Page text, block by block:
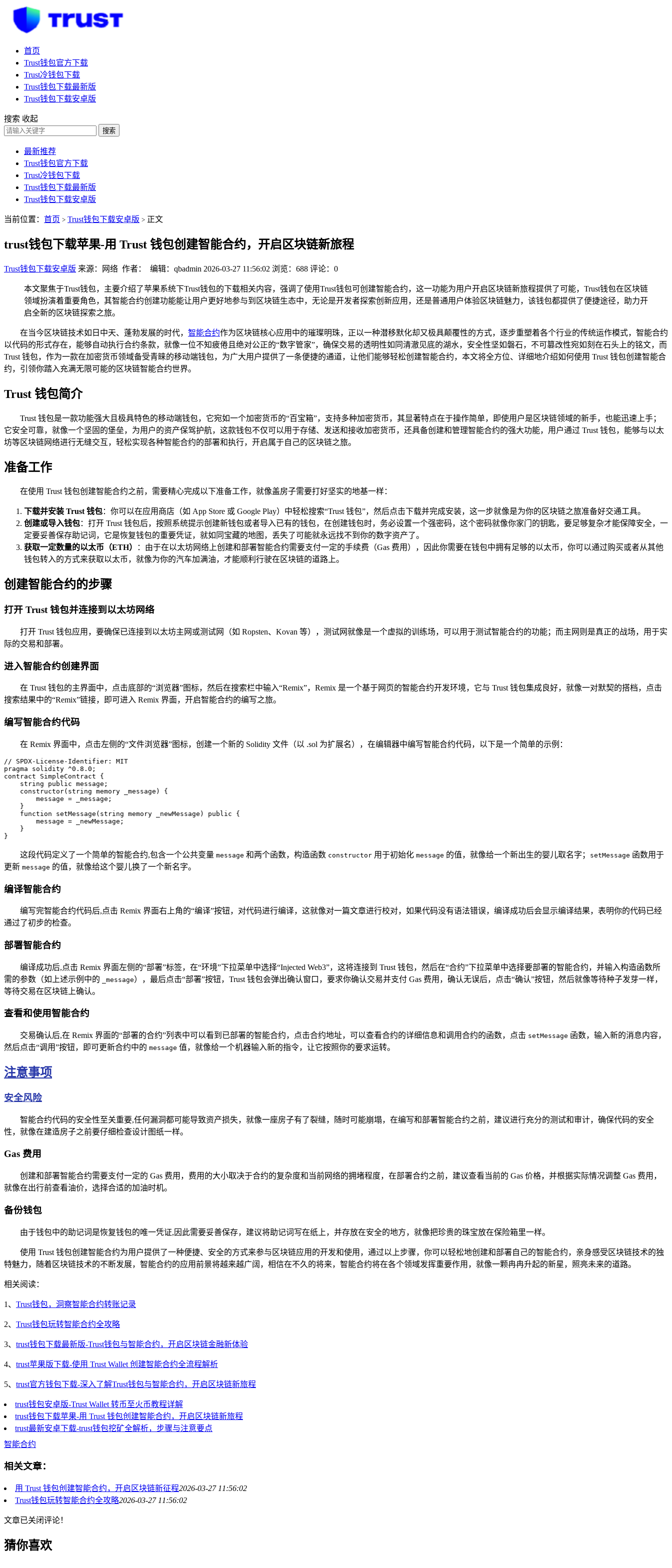
首页
Trust钱包官方下载
Trust冷钱包下载
Trust钱包下载最新版
Trust钱包下载安卓版
搜索 收起
搜索
最新推荐
Trust钱包官方下载
Trust冷钱包下载
Trust钱包下载最新版
Trust钱包下载安卓版
当前位置： 首页 > Trust钱包下载安卓版 > 正文
trust钱包下载苹果-用 Trust 钱包创建智能合约，开启区块链新旅程
Trust钱包下载安卓版 来源：网络 作者： 编辑：qbadmin 2026-03-27 11:56:02 浏览：688 评论：0
本文聚焦于Trust钱包，主要介绍了苹果系统下Trust钱包的下载相关内容，强调了使用Trust钱包可创建智能合约，这一功能为用户开启区块链新旅程提供了可能，Trust钱包在区块链
领域扮演着重要角色，其智能合约创建功能能让用户更好地参与到区块链生态中，无论是开发者探索创新应用，还是普通用户体验区块链魅力，该钱包都提供了便捷途径，助力开
启全新的区块链探索之旅。
在当今区块链技术如日中天、蓬勃发展的时代， 智能合约作为区块链核心应用中的璀璨明珠，正以一种潜移默化却又极具颠覆性的方式，逐步重塑着各个行业的传统运作模式，智能合约
以代码的形式存在，能够自动执行合约条款，就像一位不知疲倦且绝对公正的“数字管家”，确保交易的透明性如同清澈见底的湖水，安全性坚如磐石，不可篡改性宛如刻在石头上的铭文，而
Trust 钱包，作为一款在加密货币领域备受青睐的移动端钱包，为广大用户提供了一条便捷的通道，让他们能够轻松创建智能合约，本文将全方位、详细地介绍如何使用 Trust 钱包创建智能合
约，引领你踏入充满无限可能的区块链智能合约世界。
Trust 钱包简介
Trust 钱包是一款功能强大且极具特色的移动端钱包，它宛如一个加密货币的“百宝箱”，支持多种加密货币，其显著特点在于操作简单，即使用户是区块链领域的新手，也能迅速上手；
它安全可靠，就像一个坚固的堡垒，为用户的资产保驾护航，这款钱包不仅可以用于存储、发送和接收加密货币，还具备创建和管理智能合约的强大功能，用户通过 Trust 钱包，能够与以太
坊等区块链网络进行无缝交互，轻松实现各种智能合约的部署和执行，开启属于自己的区块链之旅。
准备工作
在使用 Trust 钱包创建智能合约之前，需要精心完成以下准备工作，就像盖房子需要打好坚实的地基一样：
下载并安装 Trust 钱包：你可以在应用商店（如 App Store 或 Google Play）中轻松搜索“Trust 钱包”，然后点击下载并完成安装，这一步就像是为你的区块链之旅准备好交通工具。
创建或导入钱包：打开 Trust 钱包后，按照系统提示创建新钱包或者导入已有的钱包，在创建钱包时，务必设置一个强密码，这个密码就像你家门的钥匙，要足够复杂才能保障安全，一
定要妥善保存助记词，它是恢复钱包的重要凭证，就如同宝藏的地图，丢失了可能就永远找不到你的数字资产了。
获取一定数量的以太币（ETH）
：由于在以太坊网络上创建和部署智能合约需要支付一定的手续费（Gas 费用），因此你需要在钱包中拥有足够的以太币，你可以通过购买或者从其他
钱包转入的方式来获取以太币，就像为你的汽车加满油，才能顺利行驶在区块链的道路上。
创建智能合约的步骤
打开 Trust 钱包并连接到以太坊网络
打开 Trust 钱包应用，要确保已连接到以太坊主网或测试网（如 Ropsten、Kovan 等），测试网就像是一个虚拟的训练场，可以用于测试智能合约的功能；而主网则是真正的战场，用于实
际的交易和部署。
进入智能合约创建界面
在 Trust 钱包的主界面中，点击底部的“浏览器”图标，然后在搜索栏中输入“Remix”，Remix 是一个基于网页的智能合约开发环境，它与 Trust 钱包集成良好，就像一对默契的搭档，点击
搜索结果中的“Remix”链接，即可进入 Remix 界面，开启智能合约的编写之旅。
编写智能合约代码
在 Remix 界面中，点击左侧的“文件浏览器”图标，创建一个新的 Solidity 文件（以 .sol 为扩展名），在编辑器中编写智能合约代码，以下是一个简单的示例：
// SPDX-License-Identifier: MIT
pragma solidity ^0.8.0;
contract SimpleContract {
    string public message;
    constructor(string memory _message) {
        message = _message;
    }
    function setMessage(string memory _newMessage) public {
        message = _newMessage;
    }
}
这段代码定义了一个简单的智能合约,包含一个公共变量 message 和两个函数，构造函数 constructor 用于初始化 message 的值，就像给一个新出生的婴儿取名字； setMessage 函数用于
更新 message 的值，就像给这个婴儿换了一个新名字。
编译智能合约
编写完智能合约代码后,点击 Remix 界面右上角的“编译”按钮，对代码进行编译，这就像对一篇文章进行校对，如果代码没有语法错误，编译成功后会显示编译结果，表明你的代码已经
通过了初步的检查。
部署智能合约
编译成功后,点击 Remix 界面左侧的“部署”标签，在“环境”下拉菜单中选择“Injected Web3”，这将连接到 Trust 钱包，然后在“合约”下拉菜单中选择要部署的智能合约，并输入构造函数所
需的参数（如上述示例中的
_message），最后点击“部署”按钮，Trust 钱包会弹出确认窗口，要求你确认交易并支付 Gas 费用，确认无误后，点击“确认”按钮，然后就像等待种子发芽一样，
等待交易在区块链上确认。
查看和使用智能合约
交易确认后,在 Remix 界面的“部署的合约”列表中可以看到已部署的智能合约，点击合约地址，可以查看合约的详细信息和调用合约的函数，点击 setMessage 函数，输入新的消息内容，
然后点击“调用”按钮，即可更新合约中的 message 值，就像给一个机器输入新的指令，让它按照你的要求运转。
注意事项
安全风险
智能合约代码的安全性至关重要,任何漏洞都可能导致资产损失，就像一座房子有了裂缝，随时可能崩塌，在编写和部署智能合约之前，建议进行充分的测试和审计，确保代码的安全
性，就像在建造房子之前要仔细检查设计图纸一样。
Gas 费用
创建和部署智能合约需要支付一定的 Gas 费用，费用的大小取决于合约的复杂度和当前网络的拥堵程度，在部署合约之前，建议查看当前的 Gas 价格，并根据实际情况调整 Gas 费用，
就像在出行前查看油价，选择合适的加油时机。
备份钱包
由于钱包中的助记词是恢复钱包的唯一凭证,因此需要妥善保存，建议将助记词写在纸上，并存放在安全的地方，就像把珍贵的珠宝放在保险箱里一样。
使用 Trust 钱包创建智能合约为用户提供了一种便捷、安全的方式来参与区块链应用的开发和使用，通过以上步骤，你可以轻松地创建和部署自己的智能合约，亲身感受区块链技术的独
特魅力，随着区块链技术的不断发展，智能合约的应用前景将越来越广阔，相信在不久的将来，智能合约将在各个领域发挥重要作用，就像一颗冉冉升起的新星，照亮未来的道路。
相关阅读：
1、 Trust钱包，洞察智能合约转账记录
2、 Trust钱包玩转智能合约全攻略
3、 trust钱包下载最新版-Trust钱包与智能合约，开启区块链金融新体验
4、 trust苹果版下载-使用 Trust Wallet 创建智能合约全流程解析
5、 trust官方钱包下载-深入了解Trust钱包与智能合约，开启区块链新旅程
trust钱包安卓版-Trust Wallet 转币至火币教程详解
trust钱包下载苹果-用 Trust 钱包创建智能合约，开启区块链新旅程
trust最新安卓下载-trust钱包挖矿全解析，步骤与注意要点
智能合约
相关文章：
用 Trust 钱包创建智能合约，开启区块链新征程2026-03-27 11:56:02
Trust钱包玩转智能合约全攻略2026-03-27 11:56:02
文章已关闭评论！
猜你喜欢